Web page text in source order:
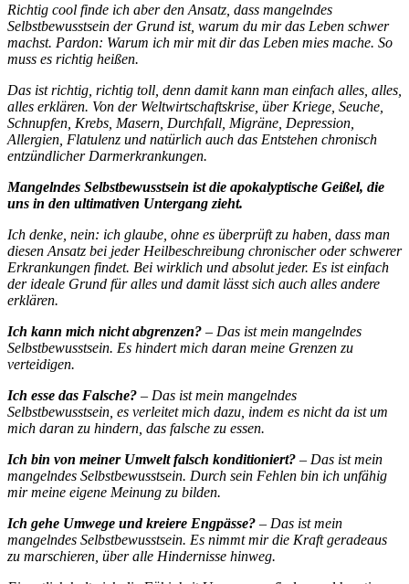
Richtig cool finde ich aber den Ansatz, dass mangelndes
Selbstbewusstsein der Grund ist, warum du mir das Leben schwer
machst. Pardon: Warum ich mir mit dir das Leben mies mache. So
muss es richtig heißen.
Das ist richtig, richtig toll, denn damit kann man einfach alles, alles,
alles erklären. Von der Weltwirtschaftskrise, über Kriege, Seuche,
Schnupfen, Krebs, Masern, Durchfall, Migräne, Depression,
Allergien, Flatulenz und natürlich auch das Entstehen chronisch
entzündlicher Darmerkrankungen.
Mangelndes Selbstbewusstsein ist die apokalyptische Geißel, die
uns in den ultimativen Untergang zieht.
Ich denke, nein: ich glaube, ohne es überprüft zu haben, dass man
diesen Ansatz bei jeder Heilbeschreibung chronischer oder schwerer
Erkrankungen findet. Bei wirklich und absolut jeder. Es ist einfach
der ideale Grund für alles und damit lässt sich auch alles andere
erklären.
Ich kann mich nicht abgrenzen? – Das ist mein mangelndes
Selbstbewusstsein. Es hindert mich daran meine Grenzen zu
verteidigen.
Ich esse das Falsche? – Das ist mein mangelndes
Selbstbewusstsein, es verleitet mich dazu, indem es nicht da ist um
mich daran zu hindern, das falsche zu essen.
Ich bin von meiner Umwelt falsch konditioniert? – Das ist mein
mangelndes Selbstbewusstsein. Durch sein Fehlen bin ich unfähig
mir meine eigene Meinung zu bilden.
Ich gehe Umwege und kreiere Engpässe? – Das ist mein
mangelndes Selbstbewusstsein. Es nimmt mir die Kraft geradeaus
zu marschieren, über alle Hindernisse hinweg.